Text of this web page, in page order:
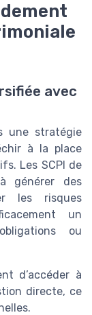
avec
une stratégie
à la place
Les SCPI de
générer des
les risques
un
ou
d’accéder à
directe, ce